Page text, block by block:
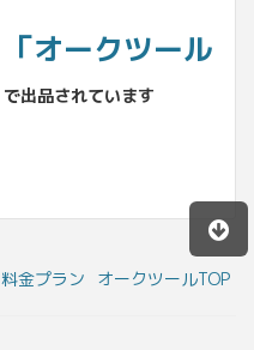
「オークツール
で出品されています
料金プラン オークツールTOP